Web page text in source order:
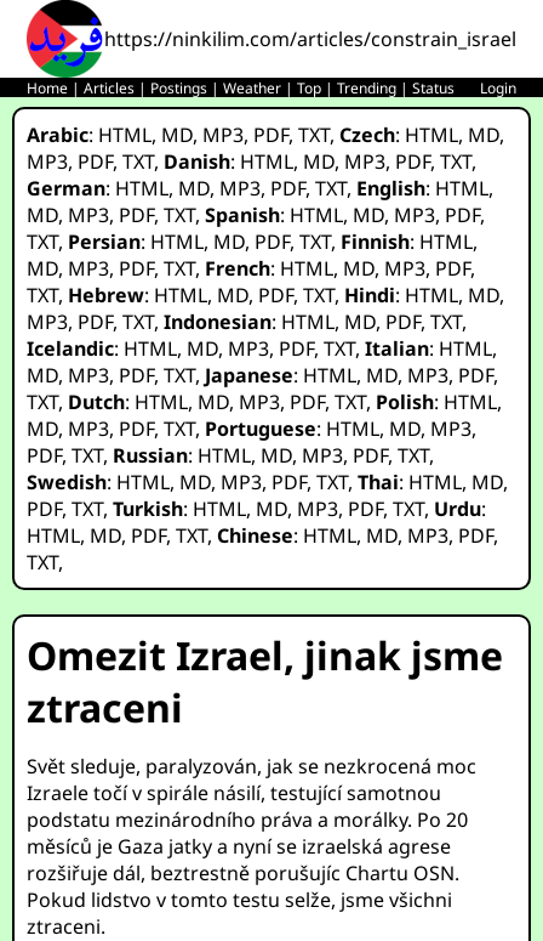
https://ninkilim.com/articles/
Home |Articles | Postings |Weather |Top |Trending |Status Login
Arabic: HTML, MD, MP3, PDF,TXT,Czech: HTML, MD,
MP3, PDF,TXT, Danish: HTML, MD, MP3, PDF,TXT,
German: HTML, MD, MP3, PDF,TXT, English: HTML,
MD, MP3, PDF,TXT,Spanish: HTML, MD, MP3, PDF,
TXT, Persian: HTML, MD, PDF,TXT, Finnish: HTML,
MD, MP3, PDF,TXT, French: HTML, MD, MP3, PDF,
TXT, Hebrew: HTML, MD, PDF,TXT, Hindi: HTML, MD,
MP3, PDF,TXT,Indonesian: HTML, MD, PDF,TXT,
Icelandic: HTML, MD, MP3, PDF,TXT,Italian: HTML,
MD, MP3, PDF,TXT, Japanese: HTML, MD, MP3, PDF,
TXT, Dutch: HTML, MD, MP3, PDF,TXT, Polish: HTML,
MD, MP3, PDF,TXT, Portuguese: HTML, MD, MP3,
PDF,TXT, Russian: HTML, MD, MP3, PDF,TXT,
Swedish: HTML, MD, MP3, PDF,TXT,Thai: HTML, MD,
PDF,TXT,Turkish: HTML, MD, MP3, PDF,TXT, Urdu:
HTML, MD, PDF,TXT,Chinese: HTML, MD, MP3, PDF,
TXT,
Omezit Izrael, jinak jsme
ztraceni
Svět sleduje, paralyzován, jak se nezkrocená moc
Izraele točí v spirále násilí, testující samotnou
podstatu mezinárodního práva a morálky. Po 20
měsíců je Gaza jatky a nyní se izraelská agrese
rozšiřuje dál, beztrestně porušujíc Chartu OSN.
Pokud lidstvo v tomto testu selže, jsme všichni
ztraceni.